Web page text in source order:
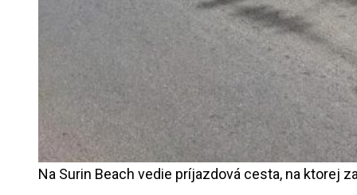
Na Surin Beach vedie príjazdová cesta, na ktorej